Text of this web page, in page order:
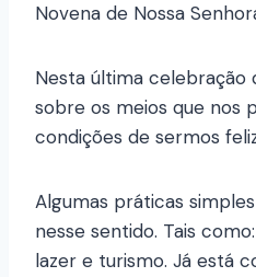
Novena de Nossa
Nesta última celebração
sobre os meios que nos
condições de sermos
Algumas práticas
nesse sentido. Tais
lazer e turismo. Já está